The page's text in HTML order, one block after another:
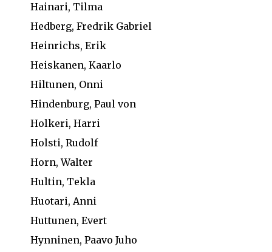
Hainari, Tilma
Hedberg, Fredrik Gabriel
Heinrichs, Erik
Heiskanen, Kaarlo
Hiltunen, Onni
Hindenburg, Paul von
Holkeri, Harri
Holsti, Rudolf
Horn, Walter
Hultin, Tekla
Huotari, Anni
Huttunen, Evert
Hynninen, Paavo Juho